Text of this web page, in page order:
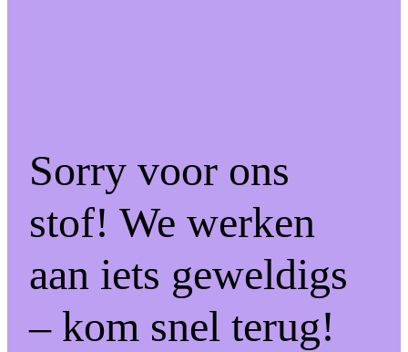
Sorry voor ons
stof! We werken
aan iets geweldigs
– kom snel terug!